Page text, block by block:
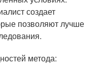
создает
позволяют лучше
метода: